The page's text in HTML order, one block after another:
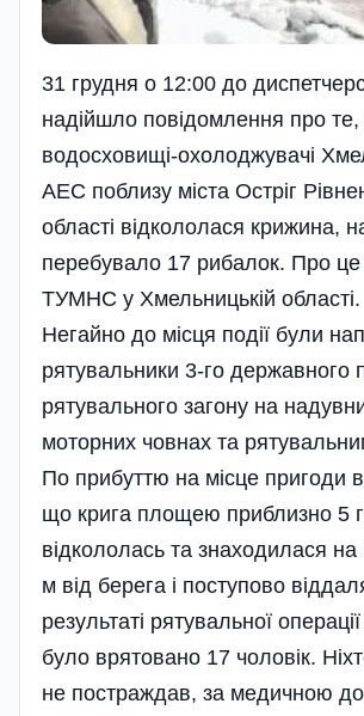
31 грудня о 12:00 до
надійшло повідомлення про
водосховищі-охолоджувачі
АЕС поблизу міста Остріг
області відкололася крижина,
перебувало 17 рибалок. Про
ТУМНС у Хмельницькій області.
Негайно до місця події були
рятувальники 3-го державного
рятувального загону на
моторних човнах та
По прибуттю на місце пригоди
що крига площею приблизно 5
відкололась та знаходилася на
м від берега і поступово
результаті рятувальної
було врятовано 17 чоловік.
не постраждав, за медичною